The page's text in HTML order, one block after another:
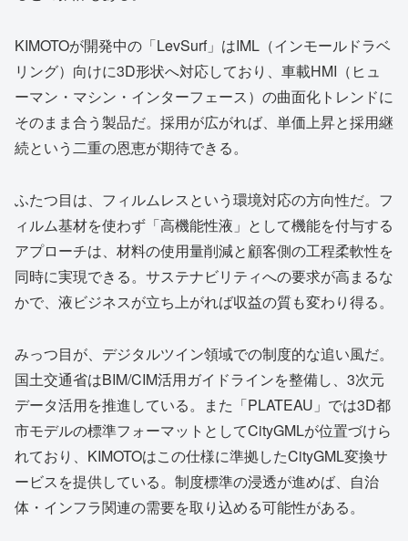
KIMOTOが開発中の「LevSurf」はIML（インモールドラベ
リング）向けに3D形状へ対応しており、車載HMI（ヒュ
ーマン・マシン・インターフェース）の曲面化トレンドに
そのまま合う製品だ。採用が広がれば、単価上昇と採用継
続という二重の恩恵が期待できる。
ふたつ目は、フィルムレスという環境対応の方向性だ。フ
ィルム基材を使わず「高機能性液」として機能を付与する
アプローチは、材料の使用量削減と顧客側の工程柔軟性を
同時に実現できる。サステナビリティへの要求が高まるな
かで、液ビジネスが立ち上がれば収益の質も変わり得る。
みっつ目が、デジタルツイン領域での制度的な追い風だ。
国土交通省はBIM/CIM活用ガイドラインを整備し、3次元
データ活用を推進している。また「PLATEAU」では3D都
市モデルの標準フォーマットとしてCityGMLが位置づけら
れており、KIMOTOはこの仕様に準拠したCityGML変換サ
ービスを提供している。制度標準の浸透が進めば、自治
体・インフラ関連の需要を取り込める可能性がある。